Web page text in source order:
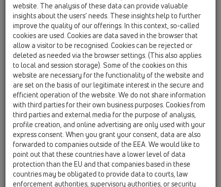
HL6300
Zajcsillapító lemez készlet (2db)
900x450mm
website. The analysis of these data can provide valuable
insights about the users’ needs. These insights help to further
improve the quality of our offerings. In this context, so-called
cookies are used. Cookies are data saved in the browser that
allow a visitor to be recognised. Cookies can be rejected or
deleted as needed via the browser settings. (This also applies
to local and session storage). Some of the cookies on this
website are necessary for the functionality of the website and
are set on the basis of our legitimate interest in the secure and
efficient operation of the website. We do not share information
with third parties for their own business purposes. Cookies from
third parties and external media for the purpose of analysis,
profile creation, and online advertising are only used with your
express consent. When you grant your consent, data are also
forwarded to companies outside of the EEA. We would like to
point out that these countries have a lower level of data
protection than the EU and that companies based in these
countries may be obligated to provide data to courts, law
enforcement authorities, supervisory authorities, or security